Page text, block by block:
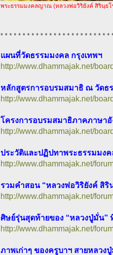
พระธรรมมงคลญาณ (หลวงพ่อวิริยังค์ สิรินฺธโ
* * * * * * * * * * * * * * * * * * * * * * * * *
แผนที่วัดธรรมมงคล กรุงเทพฯ
http://www.dhammajak.net/
หลักสูตรการอบรมสมาธิ ณ วัดธ
http://www.dhammajak.net/
โครงการอบรมสมาธิภาคภาษา
http://www.dhammajak.net/
ประวัติและปฏิปทาพระธรรมมง
http://www.dhammajak.net/
รวมคำสอน “หลวงพ่อวิริยังค์ สิริ
http://www.dhammajak.net/
ศิษย์รุ่นสุดท้ายของ “หลวงปู่มั่น”
http://www.dhammajak.net/
ภาพเก่าๆ ของครูบาฯ สายหลวง